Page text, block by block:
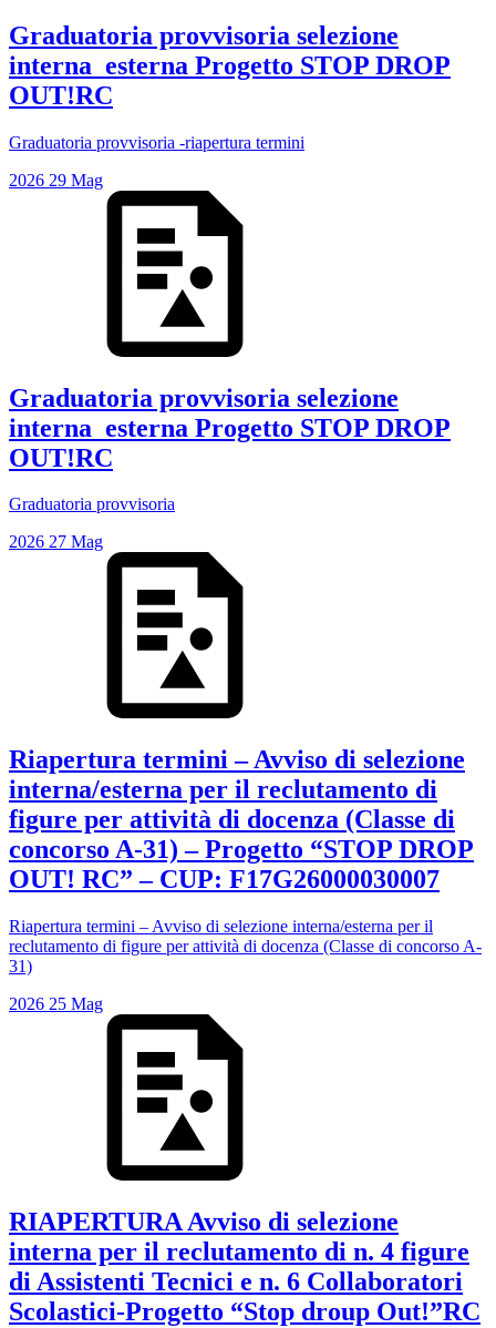
Graduatoria provvisoria selezione
interna_esterna Progetto STOP DROP
OUT!RC
Graduatoria provvisoria -riapertura termini
2026 29 Mag
Graduatoria provvisoria selezione
interna_esterna Progetto STOP DROP
OUT!RC
Graduatoria provvisoria
2026 27 Mag
Riapertura termini – Avviso di selezione
interna/esterna per il reclutamento di
figure per attività di docenza (Classe di
concorso A-31) – Progetto “STOP DROP
OUT! RC” – CUP: F17G26000030007
Riapertura termini – Avviso di selezione interna/esterna per il
reclutamento di figure per attività di docenza (Classe di concorso A-
31)
2026 25 Mag
RIAPERTURA Avviso di selezione
interna per il reclutamento di n. 4 figure
di Assistenti Tecnici e n. 6 Collaboratori
Scolastici-Progetto “Stop droup Out!”RC